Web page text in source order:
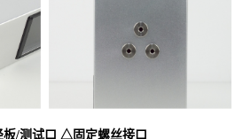
/测试口 △固定螺丝接口